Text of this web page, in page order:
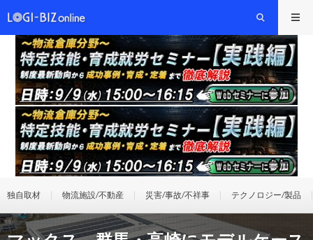
独自取材 物流施設/不動産 災害/事故/不祥事 テクノロジー/製品